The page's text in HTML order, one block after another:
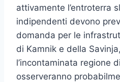
attivamente l’entroterra
indipendenti devono
domanda per le
di Kamnik e della
l’incontaminata regione
osserveranno